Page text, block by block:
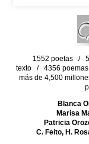
1552 poetas /
texto / 4356 poemas
más de 4,500
Blanca
Marisa
Patricia
C. Feito, H.